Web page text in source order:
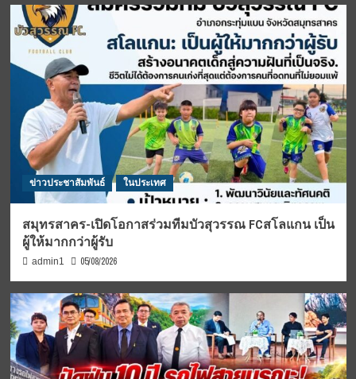
ข่าวประชาสัมพันธ์ ในประเทศ
สมุทรสาคร-เปิดโอกาสร่วมทีมบัวสุวรรณ FCสโลแกน เป็น
ผู้ให้มากกว่าผู้รับ
admin1 05/08/2026